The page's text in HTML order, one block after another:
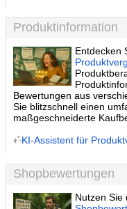
Produktinformation
Entdecken
Bewertungen aus
Sie blitzschnell einen
maßgeschneiderte
KI-Assistent für
Shopbewertungen
Nutzen Sie